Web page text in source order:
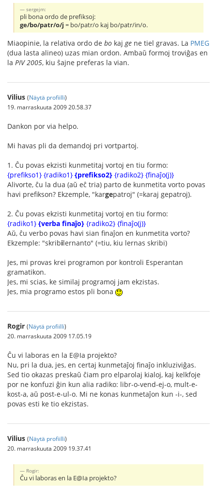
sergejm:
pli bona ordo de prefiksoj:
ge/bo/patr/o/j = bo/patr/o kaj bo/patr/in/o.
Miaopinie, la relativa ordo de bo kajge ne tiel gravas. La PMEG
(dua lasta alineo) uzas mian ordon. Ambaŭ formoj troviĝas en
la PIV 2005, kiu ŝajne preferas la vian.
Vilius (Näytä profiilli)
19. marraskuuta 2009 20.58.37
Dankon por via helpo.
Mi havas pli da demandoj pri vortpartoj.
1. Ĉu povas ekzisti kunmetitaj vortoj en tiu formo:
{prefikso1} {radiko1} {prefikso2} {radiko2} {finaĵo(j)}
Alivorte, ĉu la dua (aŭ eĉ tria) parto de kunmetita vorto povas
havi prefikson? Ekzemple, "kargepatroj" (=karaj gepatroj).
2. Ĉu povas ekzisti kunmetitaj vortoj en tiu formo:
{radiko1} {verba finaĵo} {radiko2} {finaĵo(j)}
Aŭ, ĉu verbo povas havi sian finaĵon en kunmetita vorto?
Ekzemple: "skribilernanto" (=tiu, kiu lernas skribi)
Jes, mi provas krei programon por kontroli Esperantan
gramatikon.
Jes, mi scias, ke similaj programoj jam ekzistas.
Jes, mia programo estos pli bona
Rogir (Näytä profiilli)
20. marraskuuta 2009 17.05.19
Ĉu vi laboras en la E@Ia projekto?
Nu, pri la dua, jes, en certaj kunmetaĵoj finaĵo inkluziviĝas.
Sed tio okazas preskaŭ ĉiam pro elparolaj kialoj, kaj kelkfoje
por ne konfuzi ĝin kun alia radiko: libr-o-vend-ej-o, mult-e-
kost-a, aŭ post-e-ul-o. Mi ne konas kunmetaĵon kun -i-, sed
povas esti ke tio ekzistas.
Vilius (Näytä profiilli)
20. marraskuuta 2009 19.37.41
Rogir:
Ĉu vi laboras en la E@Ia projekto?